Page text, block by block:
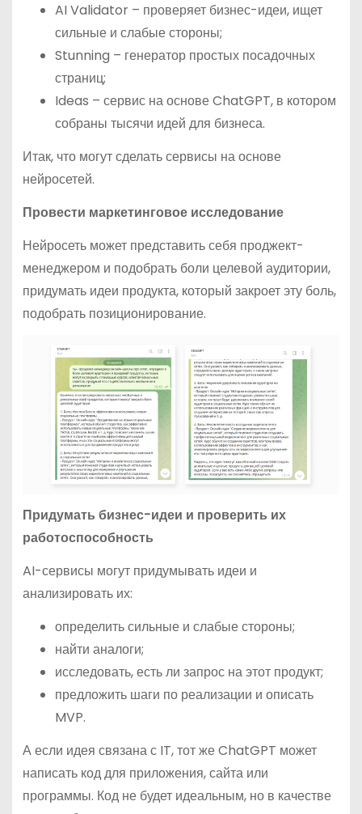
AI Validator – проверяет бизнес-идеи, ищет
сильные и слабые стороны;
Stunning – генератор простых посадочных
страниц;
Ideas – сервис на основе ChatGPT, в котором
собраны тысячи идей для бизнеса.
Итак, что могут сделать сервисы на основе
нейросетей.
Провести маркетинговое исследование
Нейросеть может представить себя проджект-
менеджером и подобрать боли целевой аудитории,
придумать идеи продукта, который закроет эту боль,
подобрать позиционирование.
Придумать бизнес-идеи и проверить их
работоспособность
AI-сервисы могут придумывать идеи и
анализировать их:
определить сильные и слабые стороны;
найти аналоги;
исследовать, есть ли запрос на этот продукт;
предложить шаги по реализации и описать
MVP.
А если идея связана с IT, тот же ChatGPT может
написать код для приложения, сайта или
программы. Код не будет идеальным, но в качестве